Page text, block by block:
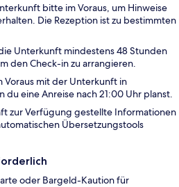
bitte im Voraus, um Hinweise
Die Rezeption ist zu bestimmten
Unterkunft mindestens 48 Stunden
den Check-in zu arrangieren.
Voraus mit der Unterkunft in
du eine Anreise nach 21:00 Uhr planst.
zur Verfügung gestellte Informationen
Übersetzungstools
oder Bargeld-Kaution für